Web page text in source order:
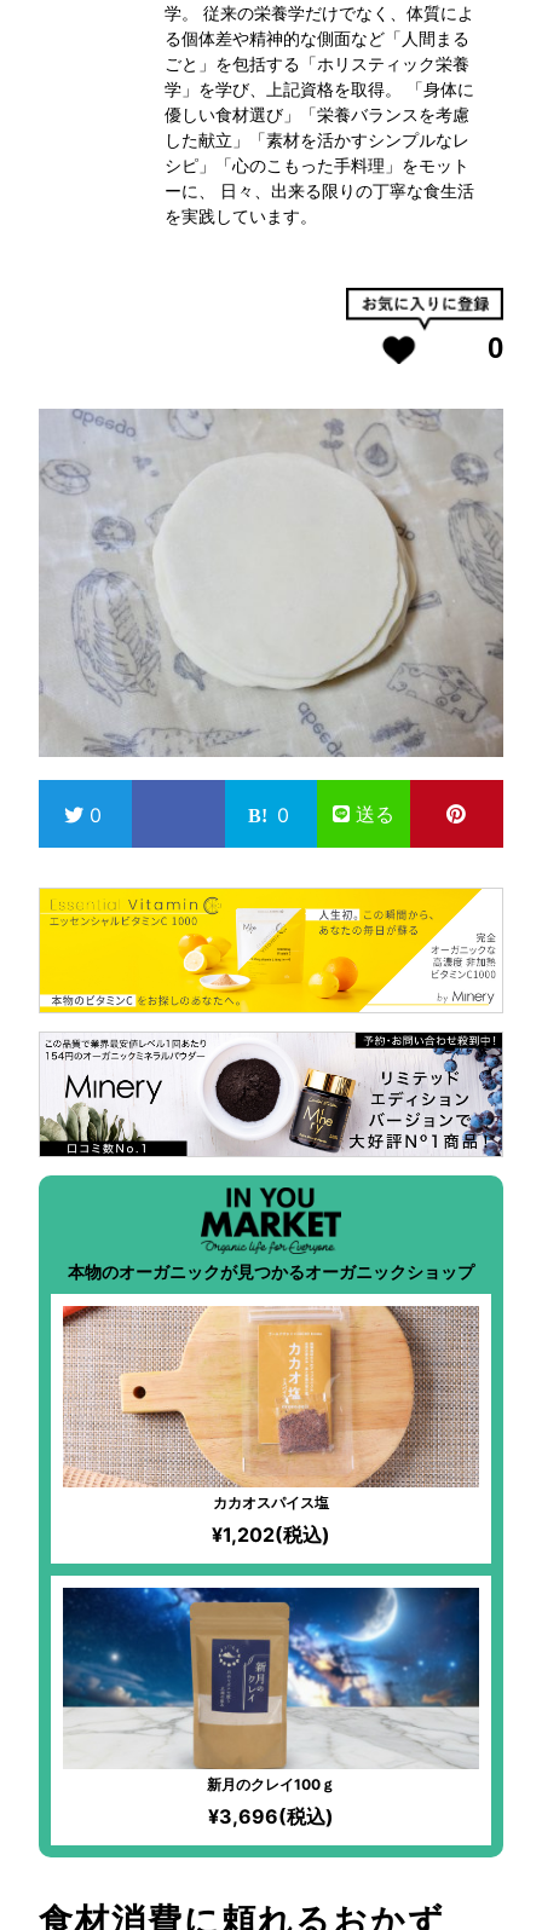
学。 従来の栄養学だけでなく、体質によ
る個体差や精神的な側面など「人間まる
ごと」を包括する「ホリスティック栄養
学」を学び、上記資格を取得。 「身体に
優しい食材選び」「栄養バランスを考慮
した献立」「素材を活かすシンプルなレ
シピ」「心のこもった手料理」をモット
ーに、 日々、出来る限りの丁寧な食生活
を実践しています。
0
0 0 送る
本物のオーガニックが見つかるオーガニックショップ
カカオスパイス塩
¥1,202(税込)
新月のクレイ100ｇ
¥3,696(税込)
食材消費に頼れるおかず